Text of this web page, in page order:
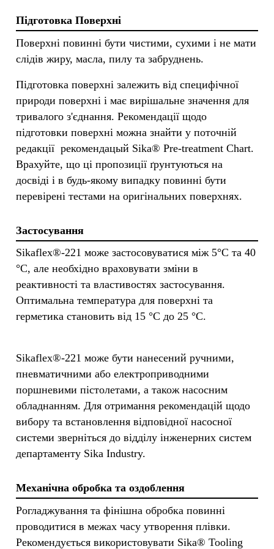
Підготовка Поверхні
Поверхні повинні бути чистими, сухими і не мати
слідів жиру, масла, пилу та забруднень.
Підготовка поверхні залежить від специфічної
природи поверхні і має вирішальне значення для
тривалого з'єднання. Рекомендації щодо
підготовки поверхні можна знайти у поточній
редакції рекомендацый Sika® Pre-treatment Chart.
Врахуйте, що ці пропозиції ґрунтуються на
досвіді і в будь-якому випадку повинні бути
перевірені тестами на оригінальних поверхнях.
Застосування
Sikaflex®-221 може застосовуватися між 5°C та 40
°C, але необхідно враховувати зміни в
реактивності та властивостях застосування.
Оптимальна температура для поверхні та
герметика становить від 15 °C до 25 °C.
Sikaflex®-221 може бути нанесений ручними,
пневматичними або електроприводними
поршневими пістолетами, а також насосним
обладнанням. Для отримання рекомендацій щодо
вибору та встановлення відповідної насосної
системи зверніться до відділу інженерних систем
департаменту Sika Industry.
Механічна обробка та оздоблення
Рогладжування та фінішна обробка повинні
проводитися в межах часу утворення плівки.
Рекомендується використовувати Sika® Tooling